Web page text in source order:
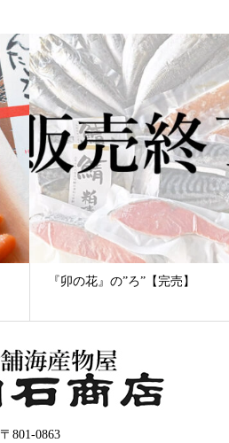
『向日葵』11850円【限定販
〒801-0863